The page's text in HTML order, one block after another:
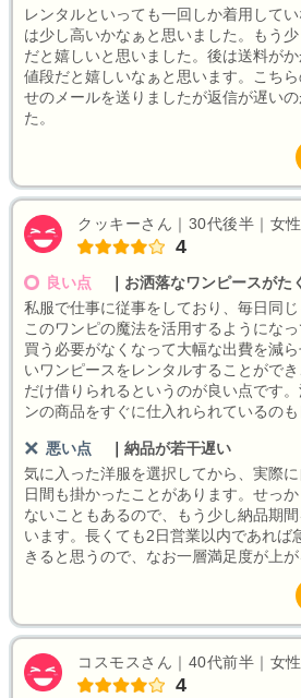
レンタルといっても一回しか着用して
は少し高いかなぁと思いました。もう
だと嬉しいと思いました。後は送料が
値段だと嬉しいなぁと思います。こち
せのメールを送りましたが返信が遅い
た。
クッキーさん｜30代後半｜女
4
良い点
お洒落なワンピースがた
私服で仕事に従事をしており、毎日同じ
このワンピの魔法を活用するようにな
買う必要がなくなって大幅な出費を減
いワンピースをレンタルすることがで
だけ借りられるというのが良い点です
ンの商品をすぐに仕入れられているのも
悪い点
納品が若干遅い
気に入った洋服を選択してから、実際
日間も掛かったことがあります。せっ
ないこともあるので、もう少し納品期
います。長くても2日営業以内であれば
きると思うので、なお一層満足度が上が
コスモスさん｜40代前半｜女
4